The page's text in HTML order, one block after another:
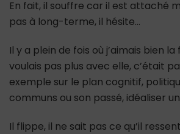
En fait, il souffre car il est attaché
pas à long-terme, il hésite…
Il y a plein de fois où j’aimais bien
voulais pas plus avec elle, c’était
exemple sur le plan cognitif,
communs ou son passé, idéaliser
Il flippe, il ne sait pas ce qu’il